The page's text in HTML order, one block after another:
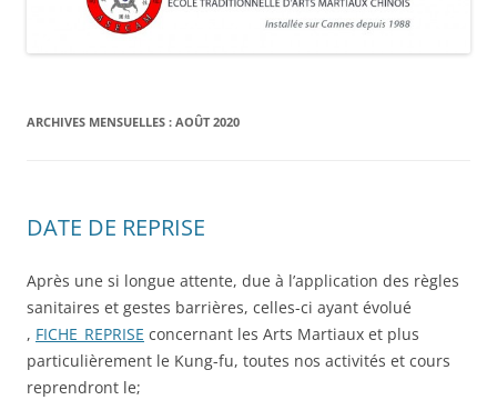
ARCHIVES MENSUELLES : AOÛT 2020
DATE DE REPRISE
Après une si longue attente, due à l’application des règles
sanitaires et gestes barrières, celles-ci ayant évolué
, FICHE_REPRISE concernant les Arts Martiaux et plus
particulièrement le Kung-fu, toutes nos activités et cours
reprendront le;